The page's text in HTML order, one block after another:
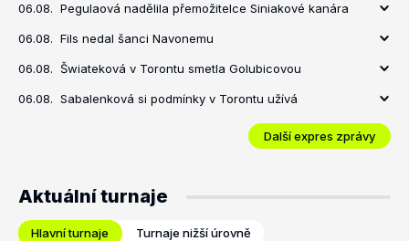
06.08. Pegulaová nadělila přemožitelce Siniakové kanára
06.08. Fils nedal šanci Navonemu
06.08. Šwiateková v Torontu smetla Golubicovou
06.08. Sabalenková si podmínky v Torontu užívá
Další expres zprávy
Aktuální turnaje
Hlavní turnaje Turnaje nižší úrovně